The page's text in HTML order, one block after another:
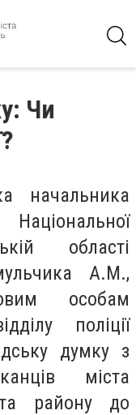
Чи
начальника
області
А.М.,
особам
поліції
думку з
міста
та району до